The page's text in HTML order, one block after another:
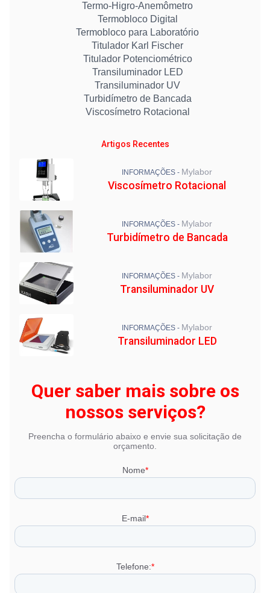
Termo-Higro-Anemômetro
Termobloco Digital
Termobloco para Laboratório
Titulador Karl Fischer
Titulador Potenciométrico
Transiluminador LED
Transiluminador UV
Turbidímetro de Bancada
Viscosímetro Rotacional
Artigos Recentes
INFORMAÇÕES - Mylabor
Viscosímetro Rotacional
INFORMAÇÕES - Mylabor
Turbidímetro de Bancada
INFORMAÇÕES - Mylabor
Transiluminador UV
INFORMAÇÕES - Mylabor
Transiluminador LED
Quer saber mais sobre os
nossos serviços?
Preencha o formulário abaixo e envie sua solicitação de
orçamento.
Nome*
E-mail*
Telefone:*